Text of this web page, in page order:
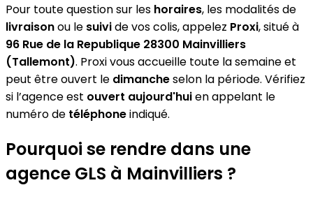
Pour toute question sur les horaires, les modalités de
livraisonou le suivide vos colis, appelez Proxi, situé à
96 Rue de la Republique 28300 Mainvilliers
(Tallemont). Proxi vous accueille toute la semaine et
peut être ouvert le dimancheselon la période. Vérifiez
si l’agence est ouvert aujourd'huien appelant le
numéro de téléphoneindiqué.
Pourquoi se rendre dans une
agence GLS à Mainvilliers ?